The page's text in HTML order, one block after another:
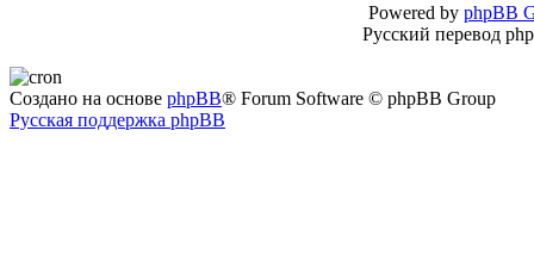
Powered by phpBB
Русский перевод
Создано на основе phpBB® Forum Software © phpBB Group
Русская поддержка phpBB